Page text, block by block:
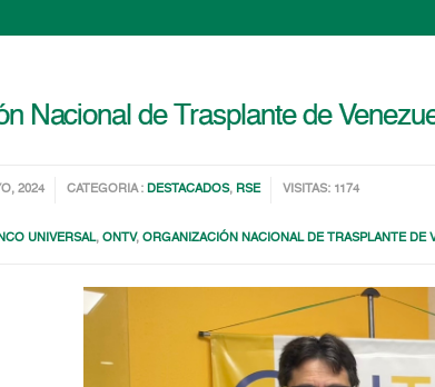
Nacional de Trasplante de
2024 CATEGORIA : DESTACADOS, RSE VISITAS: 1174
UNIVERSAL,ONTV,ORGANIZACIÓN NACIONAL DE TRASPLANTE DE